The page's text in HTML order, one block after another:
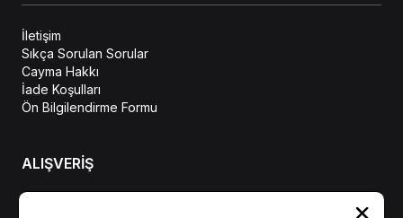
İletişim
Sıkça Sorulan Sorular
Cayma Hakkı
İade Koşulları
Ön Bilgilendirme Formu
ALIŞVERİŞ